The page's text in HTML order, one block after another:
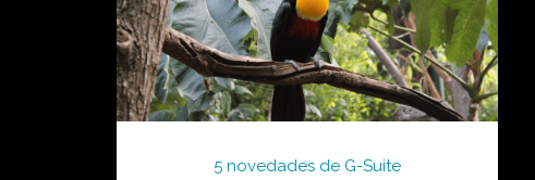
5 novedades de G-Suite